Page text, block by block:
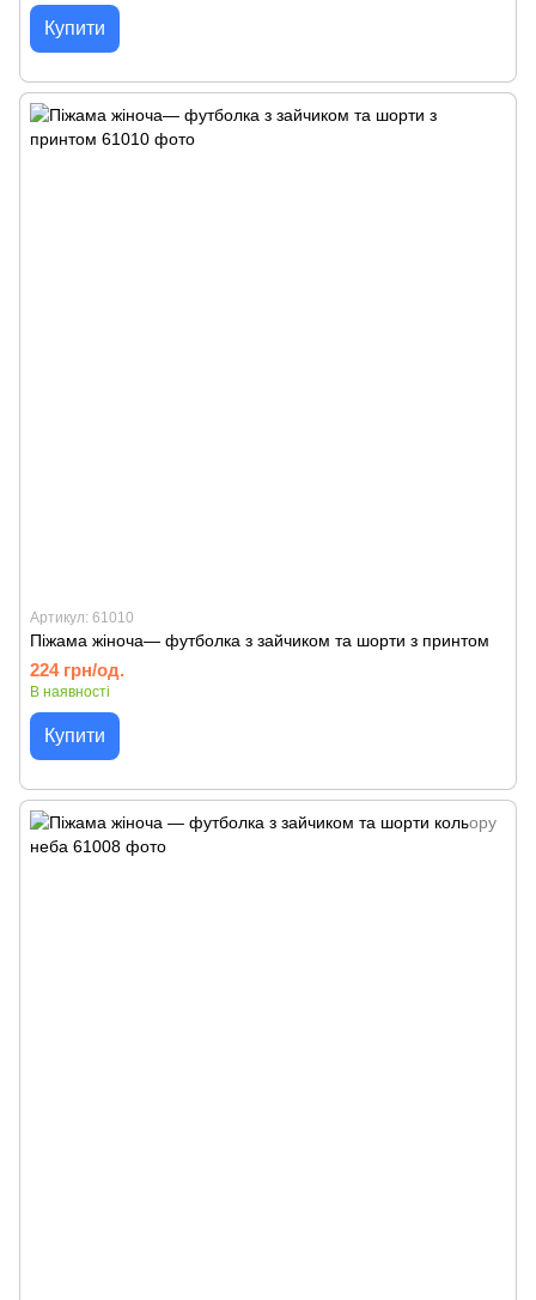
Купити
Артикул: 61010
Піжама жіноча— футболка з зайчиком та шорти з принтом
224 грн/од.
В наявності
Купити